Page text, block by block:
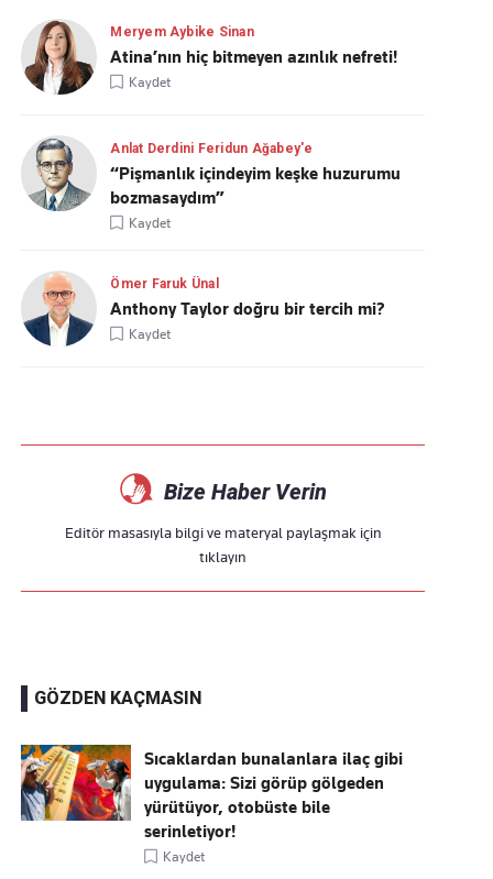
Meryem Aybike Sinan
Atina’nın hiç bitmeyen azınlık nefreti!
Kaydet
Anlat Derdini Feridun Ağabey'e
“Pişmanlık içindeyim keşke huzurumu
bozmasaydım”
Kaydet
Ömer Faruk Ünal
Anthony Taylor doğru bir tercih mi?
Kaydet
Bize Haber Verin
Editör masasıyla bilgi ve materyal paylaşmak için
tıklayın
GÖZDEN KAÇMASIN
Sıcaklardan bunalanlara ilaç gibi
uygulama: Sizi görüp gölgeden
yürütüyor, otobüste bile
serinletiyor!
Kaydet